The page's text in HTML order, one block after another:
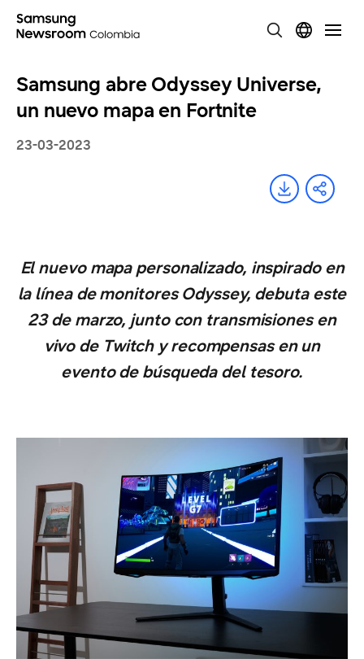
Samsung abre Odyssey Universe,
un nuevo mapa en Fortnite
23-03-2023
El nuevo mapa personalizado, inspirado en
la línea de monitores Odyssey, debuta este
23 de marzo, junto con transmisiones en
vivo de Twitch y recompensas en un
evento de búsqueda del tesoro.